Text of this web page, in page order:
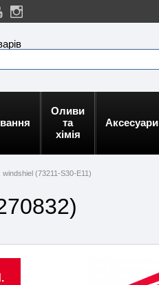
Оливи
та
хімія
Аксесуари
(73211-S30-E11)